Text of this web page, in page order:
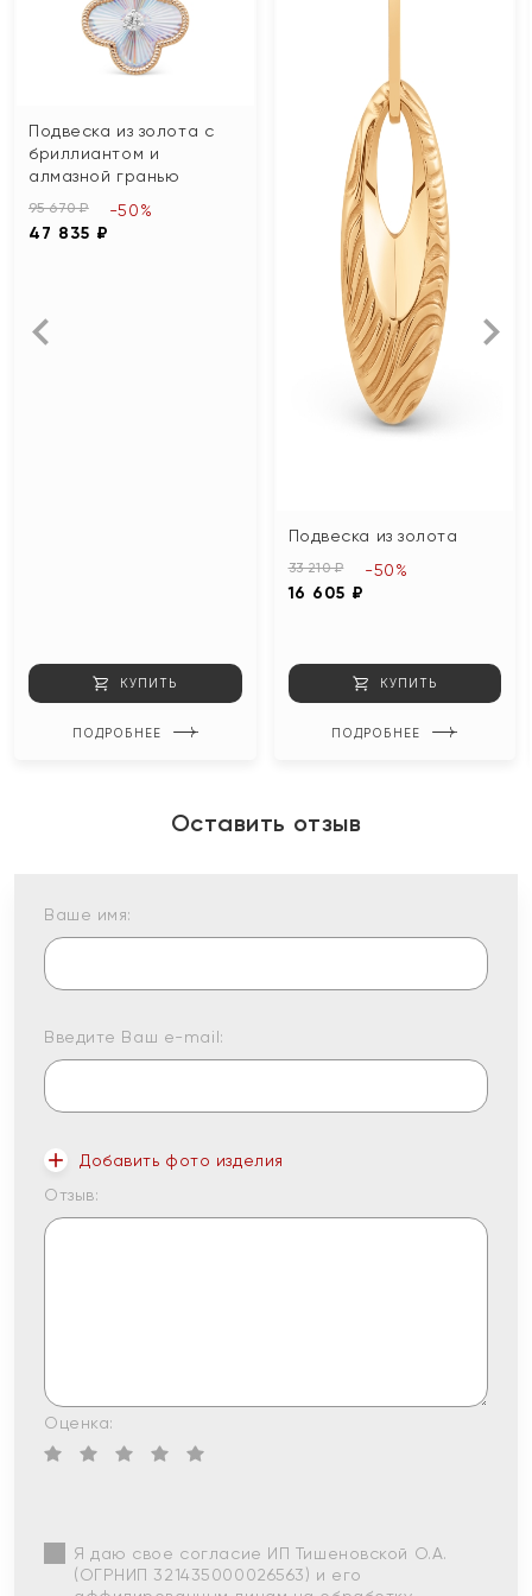
Подвеска из золота с
бриллиантом и
алмазной гранью
95 670 ₽
47 835 ₽
-50%
КУПИТЬ
ПОДРОБНЕЕ
Подвеска из золота
33 210 ₽
16 605 ₽
-50%
КУПИТЬ
ПОДРОБНЕЕ
Оставить отзыв
Ваше имя:
Введите Ваш e-mail:
Добавить фото изделия
Отзыв:
Оценка:
Я даю свое согласие ИП Тишеновской О.А.
(ОГРНИП 321435000026563) и его